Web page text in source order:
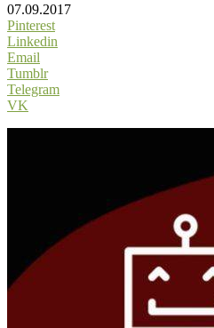
07.09.2017
Pinterest
Linkedin
Email
Tumblr
Telegram
VK